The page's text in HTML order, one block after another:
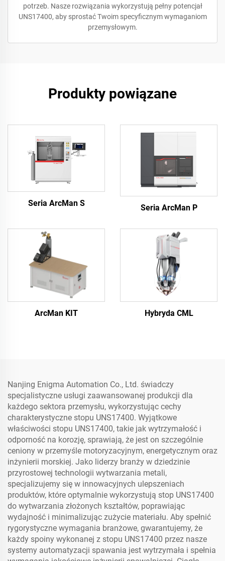
potrzeb. Nasze rozwiązania wykorzystują pełny potencjał
UNS17400, aby sprostać Twoim specyficznym wymaganiom
przemysłowym.
Produkty powiązane
Seria ArcMan S Seria ArcMan P
ArcMan KIT Hybryda CML
Nanjing Enigma Automation Co., Ltd. świadczy
specjalistyczne usługi zaawansowanej produkcji dla
każdego sektora przemysłu, wykorzystując cechy
charakterystyczne stopu UNS17400. Wyjątkowe
właściwości stopu UNS17400, takie jak wytrzymałość i
odporność na korozję, sprawiają, że jest on szczególnie
ceniony w przemyśle motoryzacyjnym, energetycznym oraz
inżynierii morskiej. Jako liderzy branży w dziedzinie
przyrostowej technologii wytwarzania metali,
specjalizujemy się w innowacyjnych ulepszeniach
produktów, które optymalnie wykorzystują stop UNS17400
do wytwarzania złożonych kształtów, poprawiając
wydajność i minimalizując zużycie materiału. Aby spełnić
rygorystyczne wymagania branżowe, gwarantujemy, że
każdy spoiny wykonanej z stopu UNS17400 przez nasze
systemy automatyzacji spawania jest wytrzymała i spełnia